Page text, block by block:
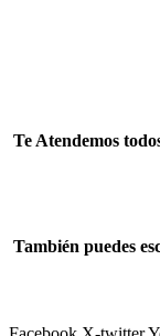
Te Atendemos
También puedes